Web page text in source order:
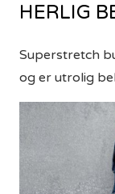
HERLIG
Superstretch
og er utrolig